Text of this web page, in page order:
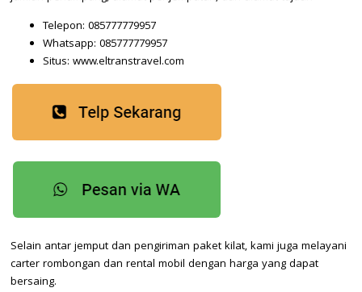
Telepon: 085777779957
Whatsapp: 085777779957
Situs: www.eltranstravel.com
Selain antar jemput dan pengiriman paket kilat, kami juga melayani
carter rombongan dan rental mobil dengan harga yang dapat
bersaing.